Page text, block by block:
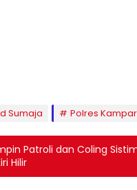
Sumaja Polres Kampar
Patroli dan Coling
Hilir